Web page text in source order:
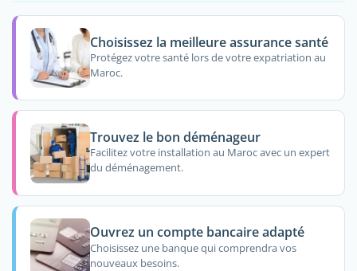
Choisissez la meilleure assurance santé
Protégez votre santé lors de votre expatriation au
Maroc.
Trouvez le bon déménageur
Facilitez votre installation au Maroc avec un expert
du déménagement.
Ouvrez un compte bancaire adapté
Choisissez une banque qui comprendra vos
nouveaux besoins.